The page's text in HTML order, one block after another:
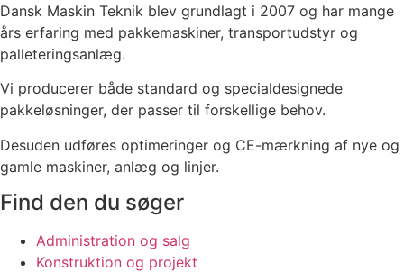
Dansk Maskin Teknik blev grundlagt i 2007 og har mange
års erfaring med pakkemaskiner, transportudstyr og
palleteringsanlæg.
Vi producerer både standard og specialdesignede
pakkeløsninger, der passer til forskellige behov.
Desuden udføres optimeringer og CE-mærkning af nye og
gamle maskiner, anlæg og linjer.
Find den du søger
Administration og salg
Konstruktion og projekt